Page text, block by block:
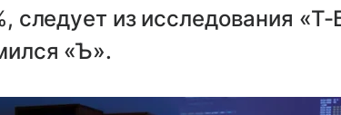
следует из исследования «Т-
«Ъ».